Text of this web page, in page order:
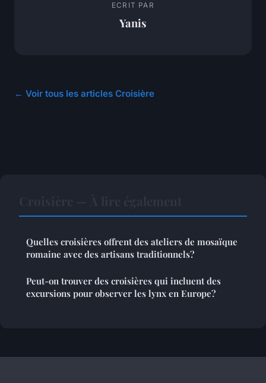
ECRIT PAR
Yanis
← Voir tous les articles Croisière
Quelles croisières offrent des ateliers de mosaïque
romaine avec des artisans traditionnels?
Peut-on trouver des croisières qui incluent des
excursions pour observer les lynx en Europe?